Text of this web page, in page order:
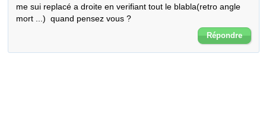
me sui replacé a droite en verifiant tout le blabla(retro angle
mort ...)  quand pensez vous ?
Répondre